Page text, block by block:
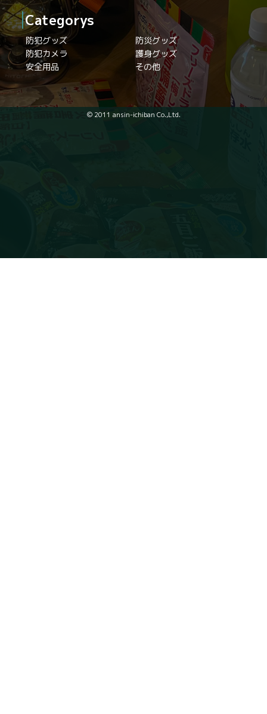
Categorys
防犯グッズ
防災グッズ
防犯カメラ
護身グッズ
安全用品
その他
© 2011 ansin-ichiban Co.,Ltd.